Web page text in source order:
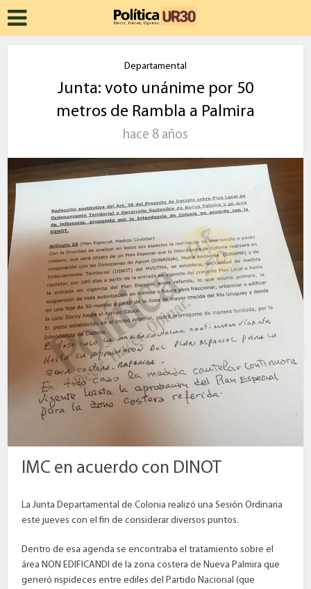
Departamental
Junta: voto unánime por 50
metros de Rambla a Palmira
hace 8 años
IMC en acuerdo con DINOT
La Junta Departamental de Colonia realizó una Sesión Ordinaria
este jueves con el fin de considerar diversos puntos.
Dentro de esa agenda se encontraba el tratamiento sobre el
área NON EDIFICANDI de la zona costera de Nueva Palmira que
generó rispideces entre ediles del Partido Nacional (que